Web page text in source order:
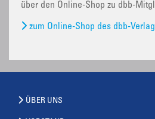
über den Online-Shop zu dbb-
zum Online-Shop des dbb-
ÜBER UNS